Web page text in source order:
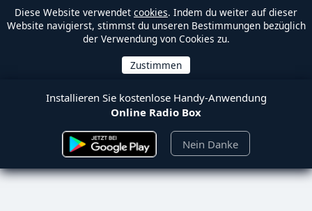
Diese Website verwendet cookies. Indem du weiter auf dieser
Website navigierst, stimmst du unseren Bestimmungen bezüglich
der Verwendung von Cookies zu.
Installieren Sie kostenlose Handy-Anwendung
Online Radio Box
Nein Danke